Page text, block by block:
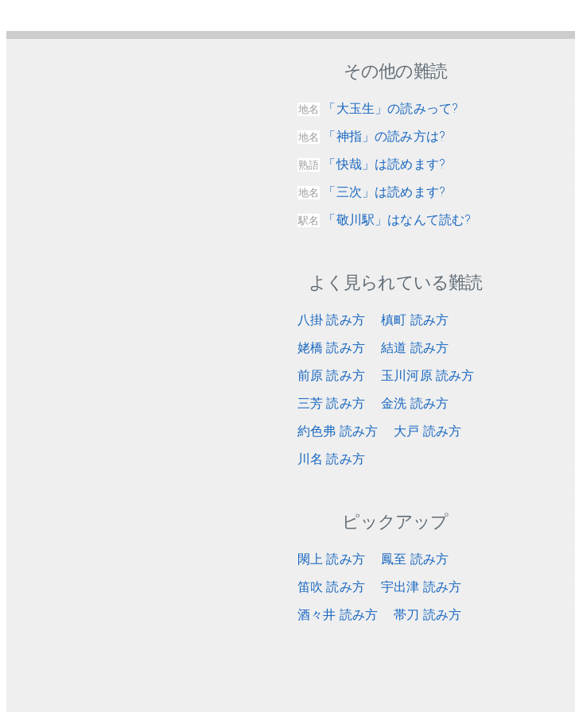
その他の難読
地名 「大玉生」の読みって?
地名 「神指」の読み方は?
熟語 「快哉」は読めます?
地名 「三次」は読めます?
駅名 「敬川駅」はなんて読む?
よく見られている難読
八掛 読み方
槙町 読み方
姥橋 読み方
結道 読み方
前原 読み方
玉川河原 読み方
三芳 読み方
金洗 読み方
約色弗 読み方
大戸 読み方
川名 読み方
ピックアップ
閖上 読み方
鳳至 読み方
笛吹 読み方
宇出津 読み方
酒々井 読み方
帯刀 読み方